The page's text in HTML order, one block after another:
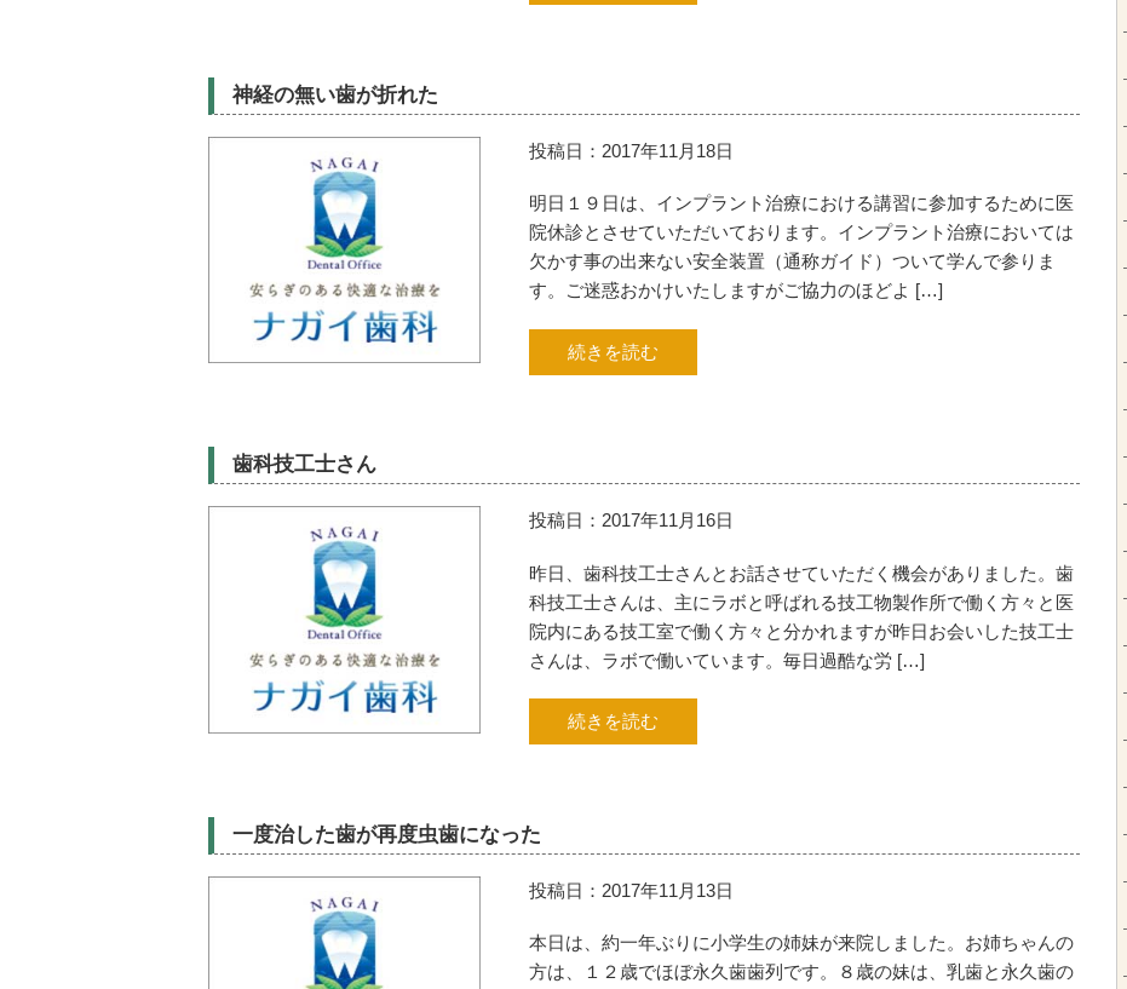
神経の無い歯が折れた
投稿日：2017年11月18日
明日１９日は、インプラント治療における講習に参加するために医
院休診とさせていただいております。インプラント治療においては
欠かす事の出来ない安全装置（通称ガイド）ついて学んで参りま
す。ご迷惑おかけいたしますがご協力のほどよ […]
続きを読む
歯科技工士さん
投稿日：2017年11月16日
昨日、歯科技工士さんとお話させていただく機会がありました。歯
科技工士さんは、主にラボと呼ばれる技工物製作所で働く方々と医
院内にある技工室で働く方々と分かれますが昨日お会いした技工士
さんは、ラボで働いています。毎日過酷な労 […]
続きを読む
一度治した歯が再度虫歯になった
投稿日：2017年11月13日
本日は、約一年ぶりに小学生の姉妹が来院しました。お姉ちゃんの
方は、１２歳でほぼ永久歯歯列です。８歳の妹は、乳歯と永久歯の